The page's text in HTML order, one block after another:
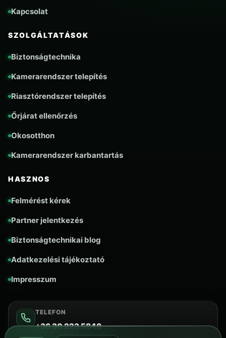
Kapcsolat
SZOLGÁLTATÁSOK
Biztonságtechnika
Kamerarendszer telepítés
Riasztórendszer telepítés
Őrjárat ellenőrzés
Okosotthon
Kamerarendszer karbantartás
HASZNOS
Felmérést kérek
Partner jelentkezés
Biztonságtechnikai blog
Adatkezelési tájékoztató
Impresszum
TELEFON
+36 30 223 5848